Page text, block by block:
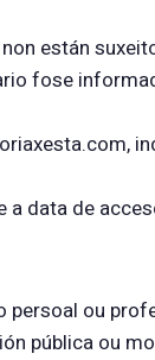
están
fose
a data de
ou
pública ou